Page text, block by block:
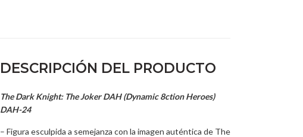
DESCRIPCIÓN DEL PRODUCTO
The Dark Knight: The Joker DAH (Dynamic 8ction Heroes)
DAH-24
– Figura esculpida a semejanza con la imagen auténtica de The